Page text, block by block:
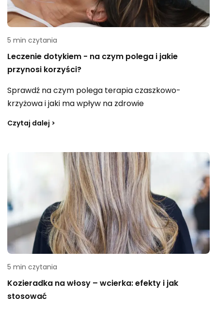
5 min czytania
Leczenie dotykiem - na czym polega i jakie
przynosi korzyści?
Sprawdź na czym polega terapia czaszkowo-
krzyżowa i jaki ma wpływ na zdrowie
Czytaj dalej >
5 min czytania
Kozieradka na włosy – wcierka: efekty i jak
stosować